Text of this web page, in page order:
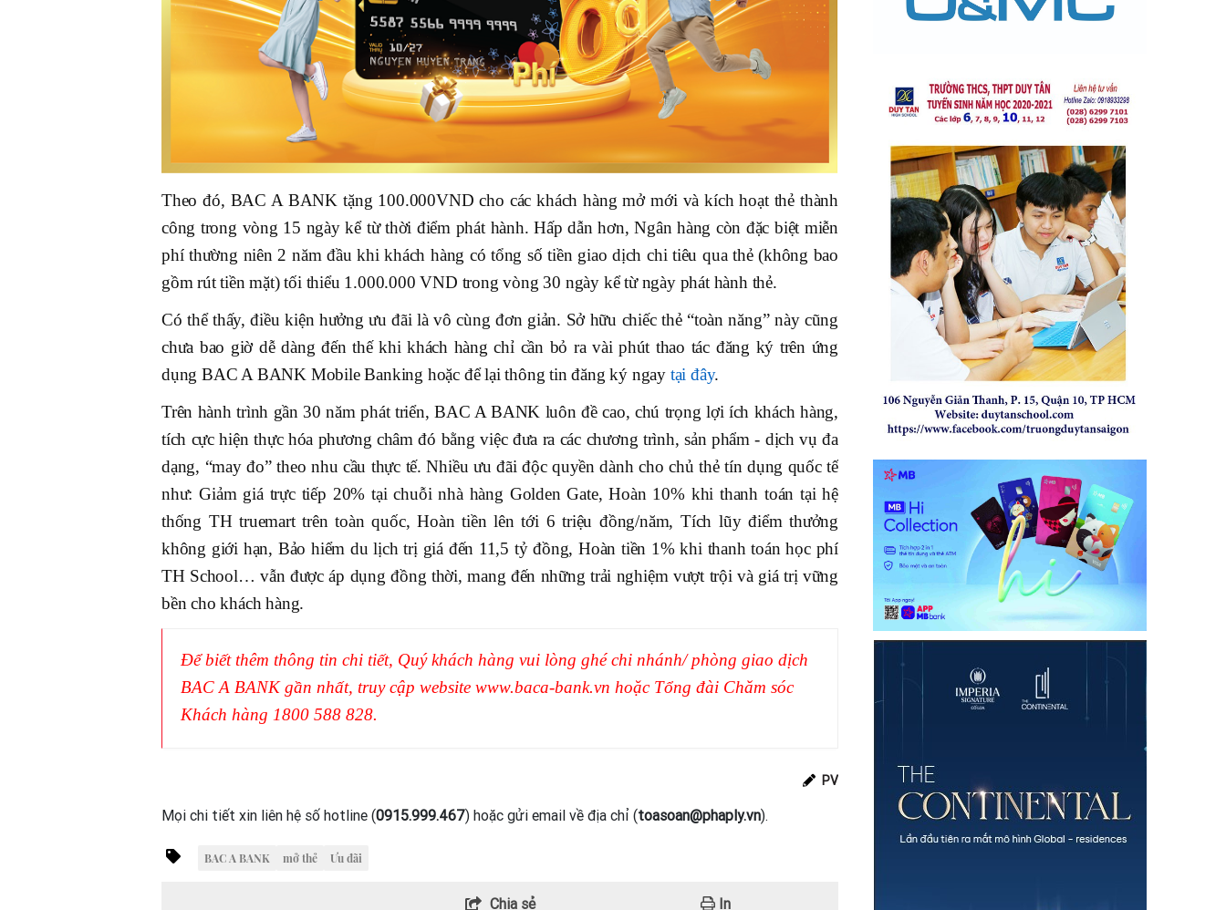
Theo đó, BAC A BANK tặng 100.000VND cho các khách hàng mở mới và kích hoạt thẻ thành
công trong vòng 15 ngày kể từ thời điểm phát hành. Hấp dẫn hơn, Ngân hàng còn đặc biệt miễn
phí thường niên 2 năm đầu khi khách hàng có tổng số tiền giao dịch chi tiêu qua thẻ (không bao
gồm rút tiền mặt) tối thiểu 1.000.000 VND trong vòng 30 ngày kể từ ngày phát hành thẻ.
Có thể thấy, điều kiện hưởng ưu đãi là vô cùng đơn giản. Sở hữu chiếc thẻ “toàn năng” này cũng
chưa bao giờ dễ dàng đến thế khi khách hàng chỉ cần bỏ ra vài phút thao tác đăng ký trên ứng
dụng BAC A BANK Mobile Banking hoặc để lại thông tin đăng ký ngay tại đây.
Trên hành trình gần 30 năm phát triển, BAC A BANK luôn đề cao, chú trọng lợi ích khách hàng,
tích cực hiện thực hóa phương châm đó bằng việc đưa ra các chương trình, sản phẩm - dịch vụ đa
dạng, “may đo” theo nhu cầu thực tế. Nhiều ưu đãi độc quyền dành cho chủ thẻ tín dụng quốc tế
như: Giảm giá trực tiếp 20% tại chuỗi nhà hàng Golden Gate, Hoàn 10% khi thanh toán tại hệ
thống TH truemart trên toàn quốc, Hoàn tiền lên tới 6 triệu đồng/năm, Tích lũy điểm thưởng
không giới hạn, Bảo hiểm du lịch trị giá đến 11,5 tỷ đồng, Hoàn tiền 1% khi thanh toán học phí
TH School… vẫn được áp dụng đồng thời, mang đến những trải nghiệm vượt trội và giá trị vững
bền cho khách hàng.
Để biết thêm thông tin chi tiết, Quý khách hàng vui lòng ghé chi nhánh/ phòng giao dịch
BAC A BANK gần nhất, truy cập website www.baca-bank.vn hoặc Tổng đài Chăm sóc
Khách hàng 1800 588 828.
PV
Mọi chi tiết xin liên hệ số hotline (0915.999.467) hoặc gửi email về địa chỉ (toasoan@phaply.vn).
BAC A BANK mở thẻ Ưu đãi
Chia sẻ In